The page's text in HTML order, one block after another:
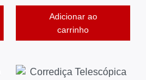
Adicionar ao
carrinho